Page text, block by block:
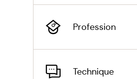
Profession
Technique